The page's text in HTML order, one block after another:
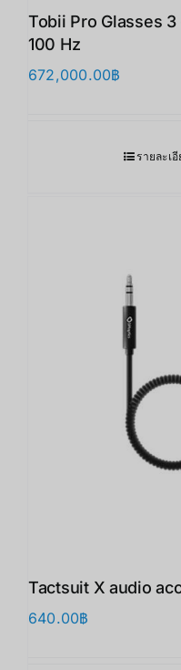
Tobii Pro Glasses 3
100 Hz
672,000.00฿
รายละเ
Tactsuit X audio
640.00฿